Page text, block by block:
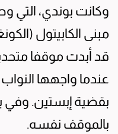
وكانت بوندي، التي
مبنى الكابيتول
قد أبدت موقفا
عندما واجهها
بقضية إبستين. وفي
بالموقف نفسه.